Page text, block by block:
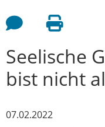
Feedback an Autor
Seite drucken
Seelische
bist nicht
07.02.2022